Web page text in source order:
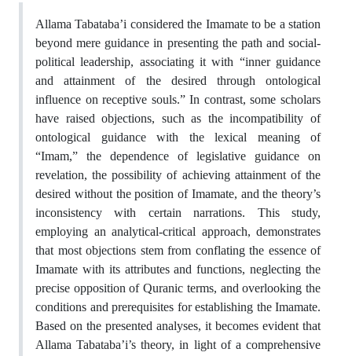
Allama Tabataba’i considered the Imamate to be a station
beyond mere guidance in presenting the path and social-
political leadership, associating it with “inner guidance
and attainment of the desired through ontological
influence on receptive souls.” In contrast, some scholars
have raised objections, such as the incompatibility of
ontological guidance with the lexical meaning of
“Imam,” the dependence of legislative guidance on
revelation, the possibility of achieving attainment of the
desired without the position of Imamate, and the theory’s
inconsistency with certain narrations. This study,
employing an analytical-critical approach, demonstrates
that most objections stem from conflating the essence of
Imamate with its attributes and functions, neglecting the
precise opposition of Quranic terms, and overlooking the
conditions and prerequisites for establishing the Imamate.
Based on the presented analyses, it becomes evident that
Allama Tabataba’i’s theory, in light of a comprehensive